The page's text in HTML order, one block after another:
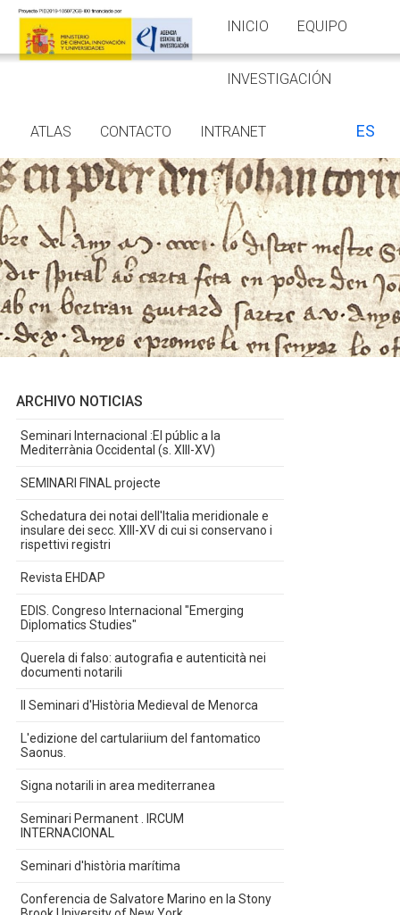
INICIO EQUIPO
INVESTIGACIÓN
ATLAS CONTACTO INTRANET ES
ARCHIVO NOTICIAS
Seminari Internacional :El públic a la
Mediterrània Occidental (s. XIII-XV)
SEMINARI FINAL projecte
Schedatura dei notai dell'Italia meridionale e
insulare dei secc. XIII-XV di cui si conservano i
rispettivi registri
Revista EHDAP
EDIS. Congreso Internacional "Emerging
Diplomatics Studies"
Querela di falso: autografia e autenticità nei
documenti notarili
II Seminari d'Història Medieval de Menorca
L'edizione del cartulariium del fantomatico
Saonus.
Signa notarili in area mediterranea
Seminari Permanent . IRCUM
INTERNACIONAL
Seminari d'història marítima
Conferencia de Salvatore Marino en la Stony